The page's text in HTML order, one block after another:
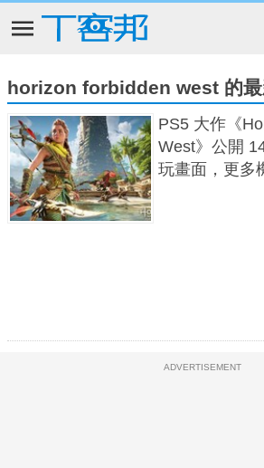
horizon forbidden west 的最
PS5 大作《
West》公開
玩畫面，更多
ADVERTISEMENT